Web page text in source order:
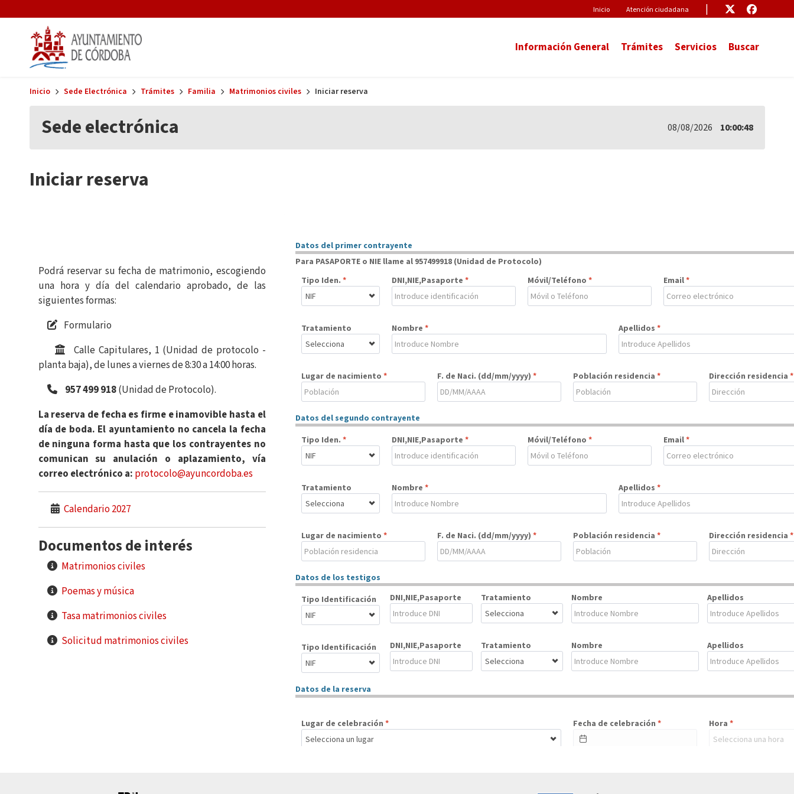
Pre-Header
Inicio Atención ciudadana EnlaceEnlace
Información General Trámites Servicios Buscar
Inicio Sede Electrónica Trámites Familia Matrimonios civiles Iniciar reserva
Sede electrónica 08/08/2026 10:00:48
Iniciar reserva
Podrá reservar su fecha de matrimonio, escogiendo
una hora y día del calendario aprobado, de las
siguientes formas:
Formulario
Calle Capitulares, 1 (Unidad de protocolo -
planta baja), de lunes a viernes de 8:30 a 14:00 horas.
957 499 918(Unidad de Protocolo).
La reserva de fecha es firme e inamovible hasta el
día de boda. El ayuntamiento no cancela la fecha
de ninguna forma hasta que los contrayentes no
comunican su anulación o aplazamiento, vía
correo electrónico a: protocolo@ayuncordoba.es
Calendario 2027
Documentos de interés
Matrimonios civiles
Poemas y música
Tasa matrimonios civiles
Solicitud matrimonios civiles